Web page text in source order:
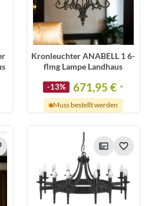
Kronleuchter ANABELL 1 6-
flmg Lampe Landhaus
-13% 671,95 € *
Muss bestellt werden